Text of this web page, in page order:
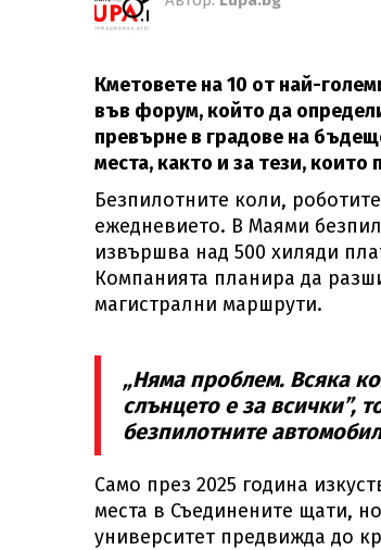
Кметовете на 10 от най-
във форум, който да
превърне в градове на
места, както и за тези,
Безпилотните коли,
ежедневието. В Маями
извършва над 500 хиляди
Компанията планира да
магистрални маршрути.
„Няма проблем. Всяка
слънцето е за всички”,
безпилотните
Само през 2025 година
места в Съединените щати,
университет предвижда до